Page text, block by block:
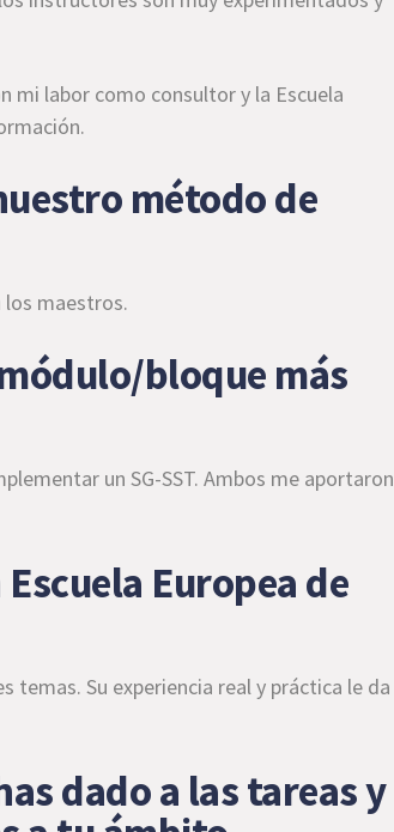
mi labor como consultor y la Escuela
método de
los maestros.
bloque más
un SG-SST. Ambos me aportaron
Europea de
Su experiencia real y práctica le da
dado a las tareas y